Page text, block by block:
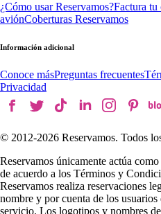
¿Cómo usar Reservamos?Factura tu
aviónCoberturas Reservamos
Información adicional
Conoce másPreguntas frecuentes
Privacidad
© 2012-2026 Reservamos. Todos
Reservamos únicamente actúa
de acuerdo a los Términos y
Reservamos realiza reservaciones
nombre y por cuenta de los
servicio. Los logotipos y nombres